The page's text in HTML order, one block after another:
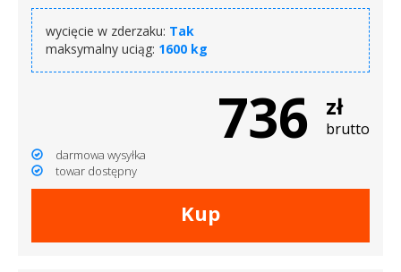
wycięcie w zderzaku: Tak
maksymalny uciąg: 1600 kg
736 zł
brutto
darmowa wysyłka
towar dostępny
Kup